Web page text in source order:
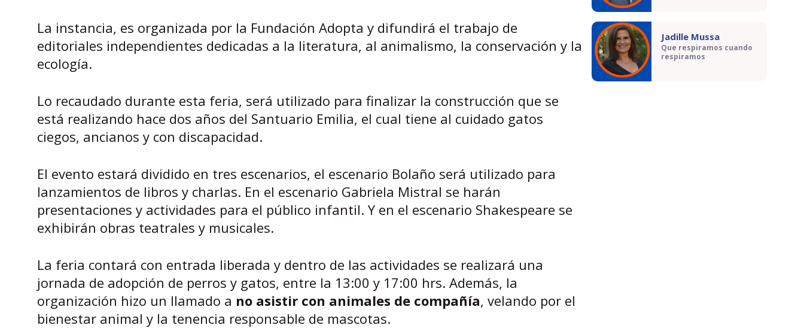
La instancia, es organizada por la Fundación Adopta y difundirá el trabajo de
editoriales independientes dedicadas a la literatura, al animalismo, la conservación y la
ecología.
Lo recaudado durante esta feria, será utilizado para finalizar la construcción que se
está realizando hace dos años del Santuario Emilia, el cual tiene al cuidado gatos
ciegos, ancianos y con discapacidad.
El evento estará dividido en tres escenarios, el escenario Bolaño será utilizado para
lanzamientos de libros y charlas. En el escenario Gabriela Mistral se harán
presentaciones y actividades para el público infantil. Y en el escenario Shakespeare se
exhibirán obras teatrales y musicales.
La feria contará con entrada liberada y dentro de las actividades se realizará una
jornada de adopción de perros y gatos, entre la 13:00 y 17:00 hrs. Además, la
organización hizo un llamado a no asistir con animales de compañía, velando por el
bienestar animal y la tenencia responsable de mascotas.
Jadille Mussa
Que respiramos cuando
respiramos